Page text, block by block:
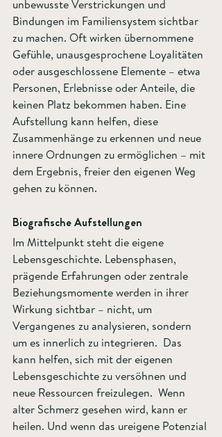
unbewusste Verstrickungen und
Bindungen im Familiensystem sichtbar
zu machen. Oft wirken übernommene
Gefühle, unausgesprochene Loyalitäten
oder ausgeschlossene Elemente – etwa
Personen, Erlebnisse oder Anteile, die
keinen Platz bekommen haben. Eine
Aufstellung kann helfen, diese
Zusammenhänge zu erkennen und neue
innere Ordnungen zu ermöglichen – mit
dem Ergebnis, freier den eigenen Weg
gehen zu können.
Biografische Aufstellungen
Im Mittelpunkt steht die eigene
Lebensgeschichte. Lebensphasen,
prägende Erfahrungen oder zentrale
Beziehungsmomente werden in ihrer
Wirkung sichtbar – nicht, um
Vergangenes zu analysieren, sondern
um es innerlich zu integrieren.  Das
kann helfen, sich mit der eigenen
Lebensgeschichte zu versöhnen und
neue Ressourcen freizulegen.  Wenn
alter Schmerz gesehen wird, kann er
heilen. Und wenn das ureigene Potenzial